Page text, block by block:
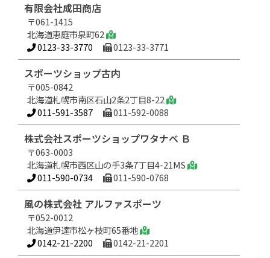
有限会社成田商店
〒061-1415
北海道恵庭市泉町62
0123-33-3770
0123-33-3771
スポーツショップ古内
〒005-0842
北海道札幌市南区石山2条2丁目8-22
011-591-3587
011-592-0088
株式会社スポーツショップワタナベ Ｂ
〒063-0003
北海道札幌市西区山の手3条7丁目4-21MS
011-590-0734
011-590-0768
風の株式会社 アルファスポーツ
〒052-0012
北海道伊達市松ヶ枝町65番地
0142-21-2200
0142-21-2201